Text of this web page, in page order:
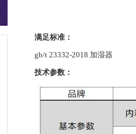
满足标准：
gb/t 23332-2018 加湿器
技术参数：